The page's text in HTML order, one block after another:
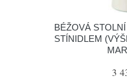
BÉŽOVÁ
STÍNIDLEM
3